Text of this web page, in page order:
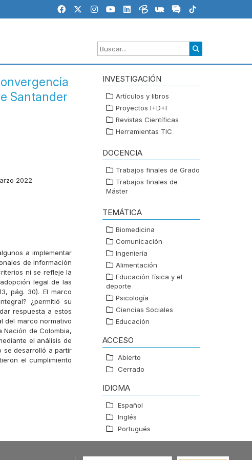
Santander
2022
a implementar
de Información
ni se refleje la
legal de las
pág. 30). El marco
¿permitió su
respuesta a estos
del marco normativo
Nación de Colombia,
el análisis de
se desarrolló a partir
el cumplimiento
INVESTIGACIÓN
Artículos y libros
Proyectos I+D+I
Revistas Científicas
Herramientas TIC
DOCENCIA
Trabajos finales de Grado
Trabajos finales de
Máster
TEMÁTICA
Biomedicina
Comunicación
Ingeniería
Alimentación
Educación física y el
deporte
Psicología
Ciencias Sociales
Educación
ACCESO
Abierto
Cerrado
IDIOMA
Español
Inglés
Portugués